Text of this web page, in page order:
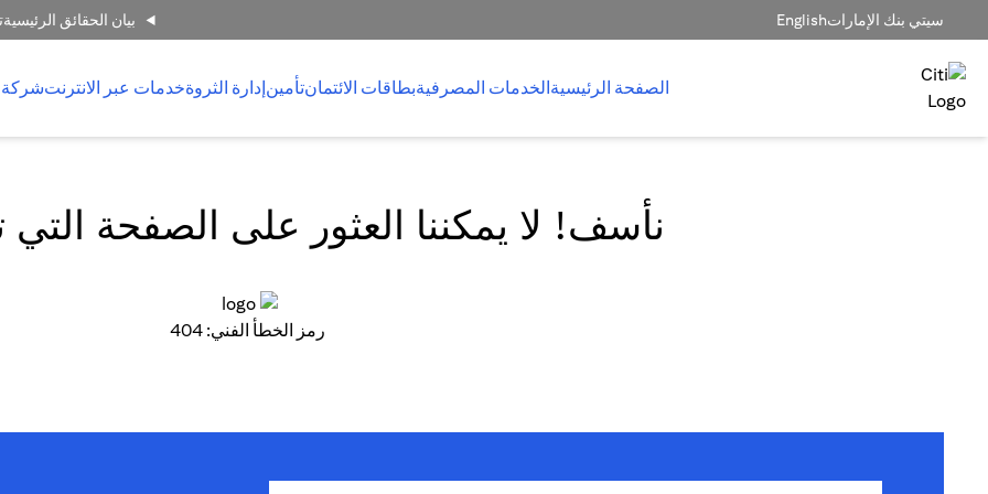
سيتي بنك الإماراتEnglish بيان الحقائق الرئيسية
الصفحة الرئيسيةالخدمات المصرفيةبطاقات الائتمانتأمينإدارة الثروةخدمات عبر الانترنتشركة
نأسف! لا يمكننا العثور على الصفحة
رمز الخطأ الفني: 404